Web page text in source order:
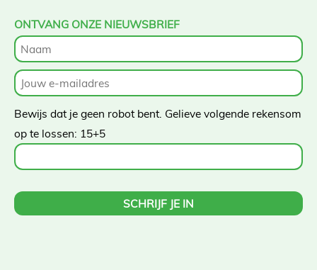
Home
Kwekerij
Graszoden
Sierschors
Tuinproducten
Blog
ONTVANG ONZE NIEUWSBRIEF
Bewijs dat je geen robot bent. Gelieve volgende rekensom
op te lossen: 15+5